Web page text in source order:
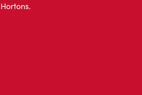
parole; lisez ce que d’autres